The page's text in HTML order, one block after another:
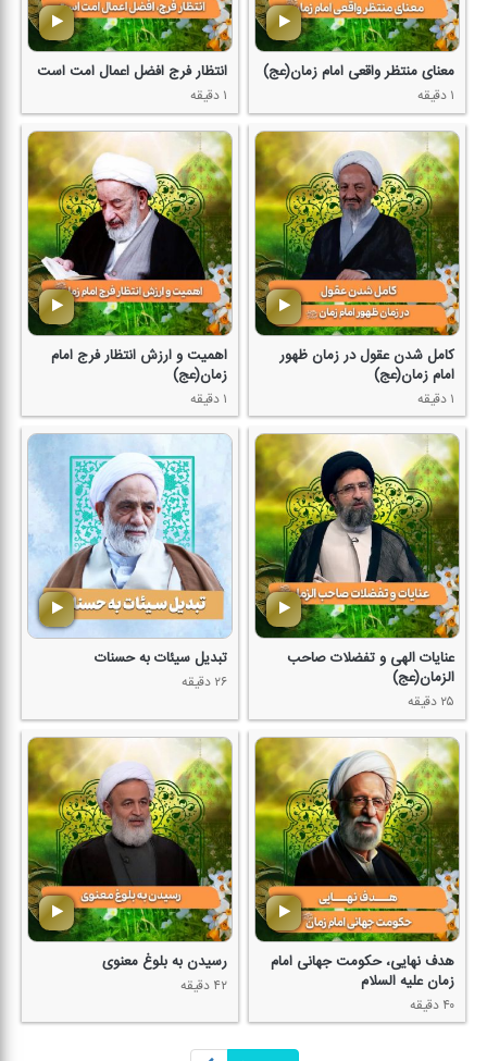
معنای منتظر واقعی امام زمان(عج)
۱ دقیقه
انتظار فرج افضل اعمال امت است
۱ دقیقه
كامل شدن عقول در زمان ظهور
امام زمان(عج)
۱ دقیقه
اهمیت و ارزش انتظار فرج امام
زمان(عج)
۱ دقیقه
عنایات الهی و تفضلات صاحب
الزمان(عج)
۲۵ دقیقه
تبدیل سیئات به حسنات
۲۶ دقیقه
هدف نهایی، حكومت جهانی امام
زمان علیه السلام
۴۰ دقیقه
رسیدن به بلوغ معنوی
۴۲ دقیقه